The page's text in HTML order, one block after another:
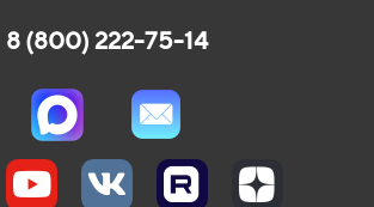
8 (800) 222-75-14